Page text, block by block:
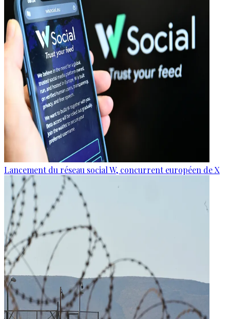
Lancement du réseau social W, concurrent européen de X